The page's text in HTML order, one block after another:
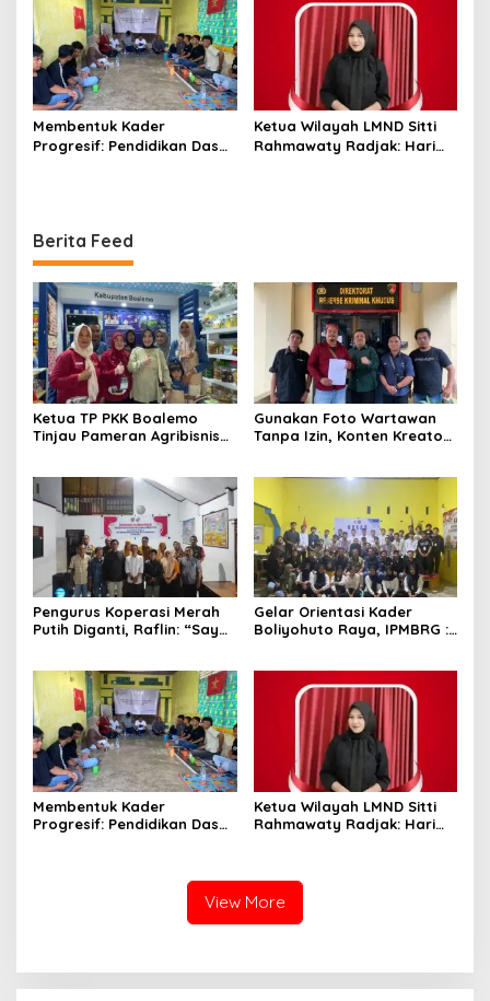
Membentuk Kader
Progresif: Pendidikan Dasar
Ketua Wilayah LMND Sitti
Rahmawaty Radjak: Hari
Berita Feed
Ketua TP PKK Boalemo
Tinjau Pameran Agribisnis
Gunakan Foto Wartawan
Tanpa Izin, Konten Kreator
Pengurus Koperasi Merah
Putih Diganti, Raflin: “Saya
Gelar Orientasi Kader
Boliyohuto Raya, IPMBRG :
Membentuk Kader
Progresif: Pendidikan Dasar
Ketua Wilayah LMND Sitti
Rahmawaty Radjak: Hari
View More